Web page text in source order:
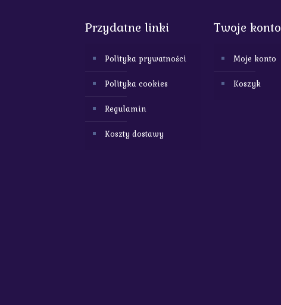
Przydatne linki
Polityka prywatności
Polityka cookies
Regulamin
Koszty dostawy
Twoje konto
Moje konto
Koszyk